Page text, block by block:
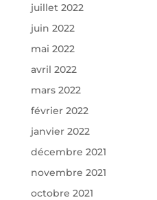
juillet 2022
juin 2022
mai 2022
avril 2022
mars 2022
février 2022
janvier 2022
décembre 2021
novembre 2021
octobre 2021